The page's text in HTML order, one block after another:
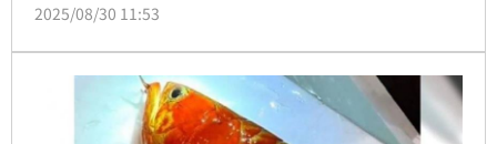
笑稱是「招財狗」。
2025/08/30 11:53